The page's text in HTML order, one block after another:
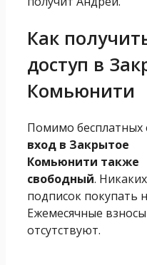
Как
доступ в
Комьюнити
Помимо бесплатных
вход в Закрытое
Комьюнити также
свободный. Никаких
подписок покупать
Ежемесячные взносы
отсутствуют.